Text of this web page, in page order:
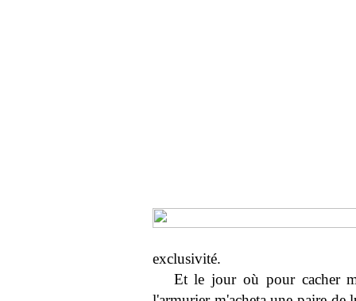
exclusivité.
Et le jour où pour cacher